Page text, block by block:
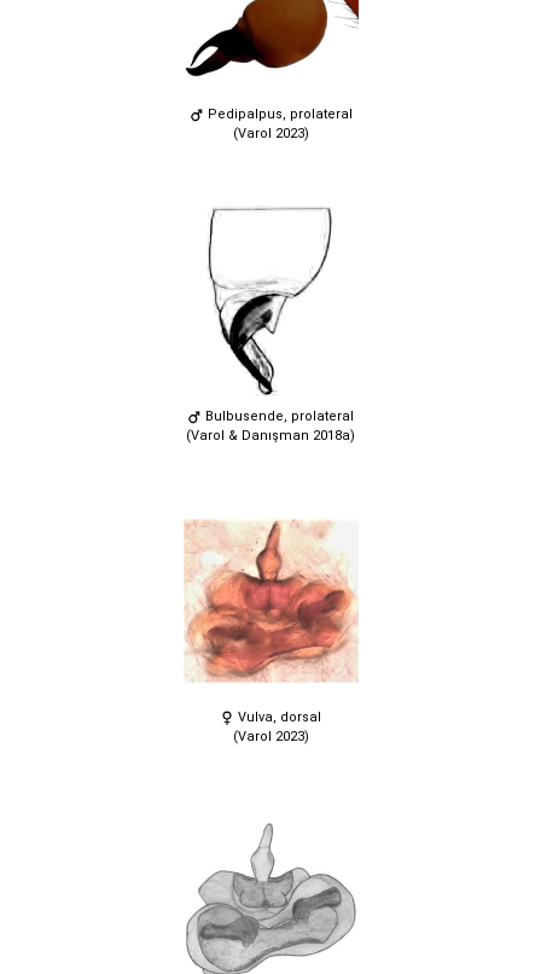
Pedipalpus, prolateral
(Varol 2023)
Bulbusende, prolateral
(Varol & Danışman 2018a)
Vulva, dorsal
(Varol 2023)